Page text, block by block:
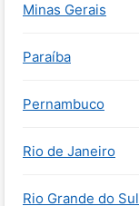
Minas Gerais
Paraíba
Pernambuco
Rio de Janeiro
Rio Grande do Sul